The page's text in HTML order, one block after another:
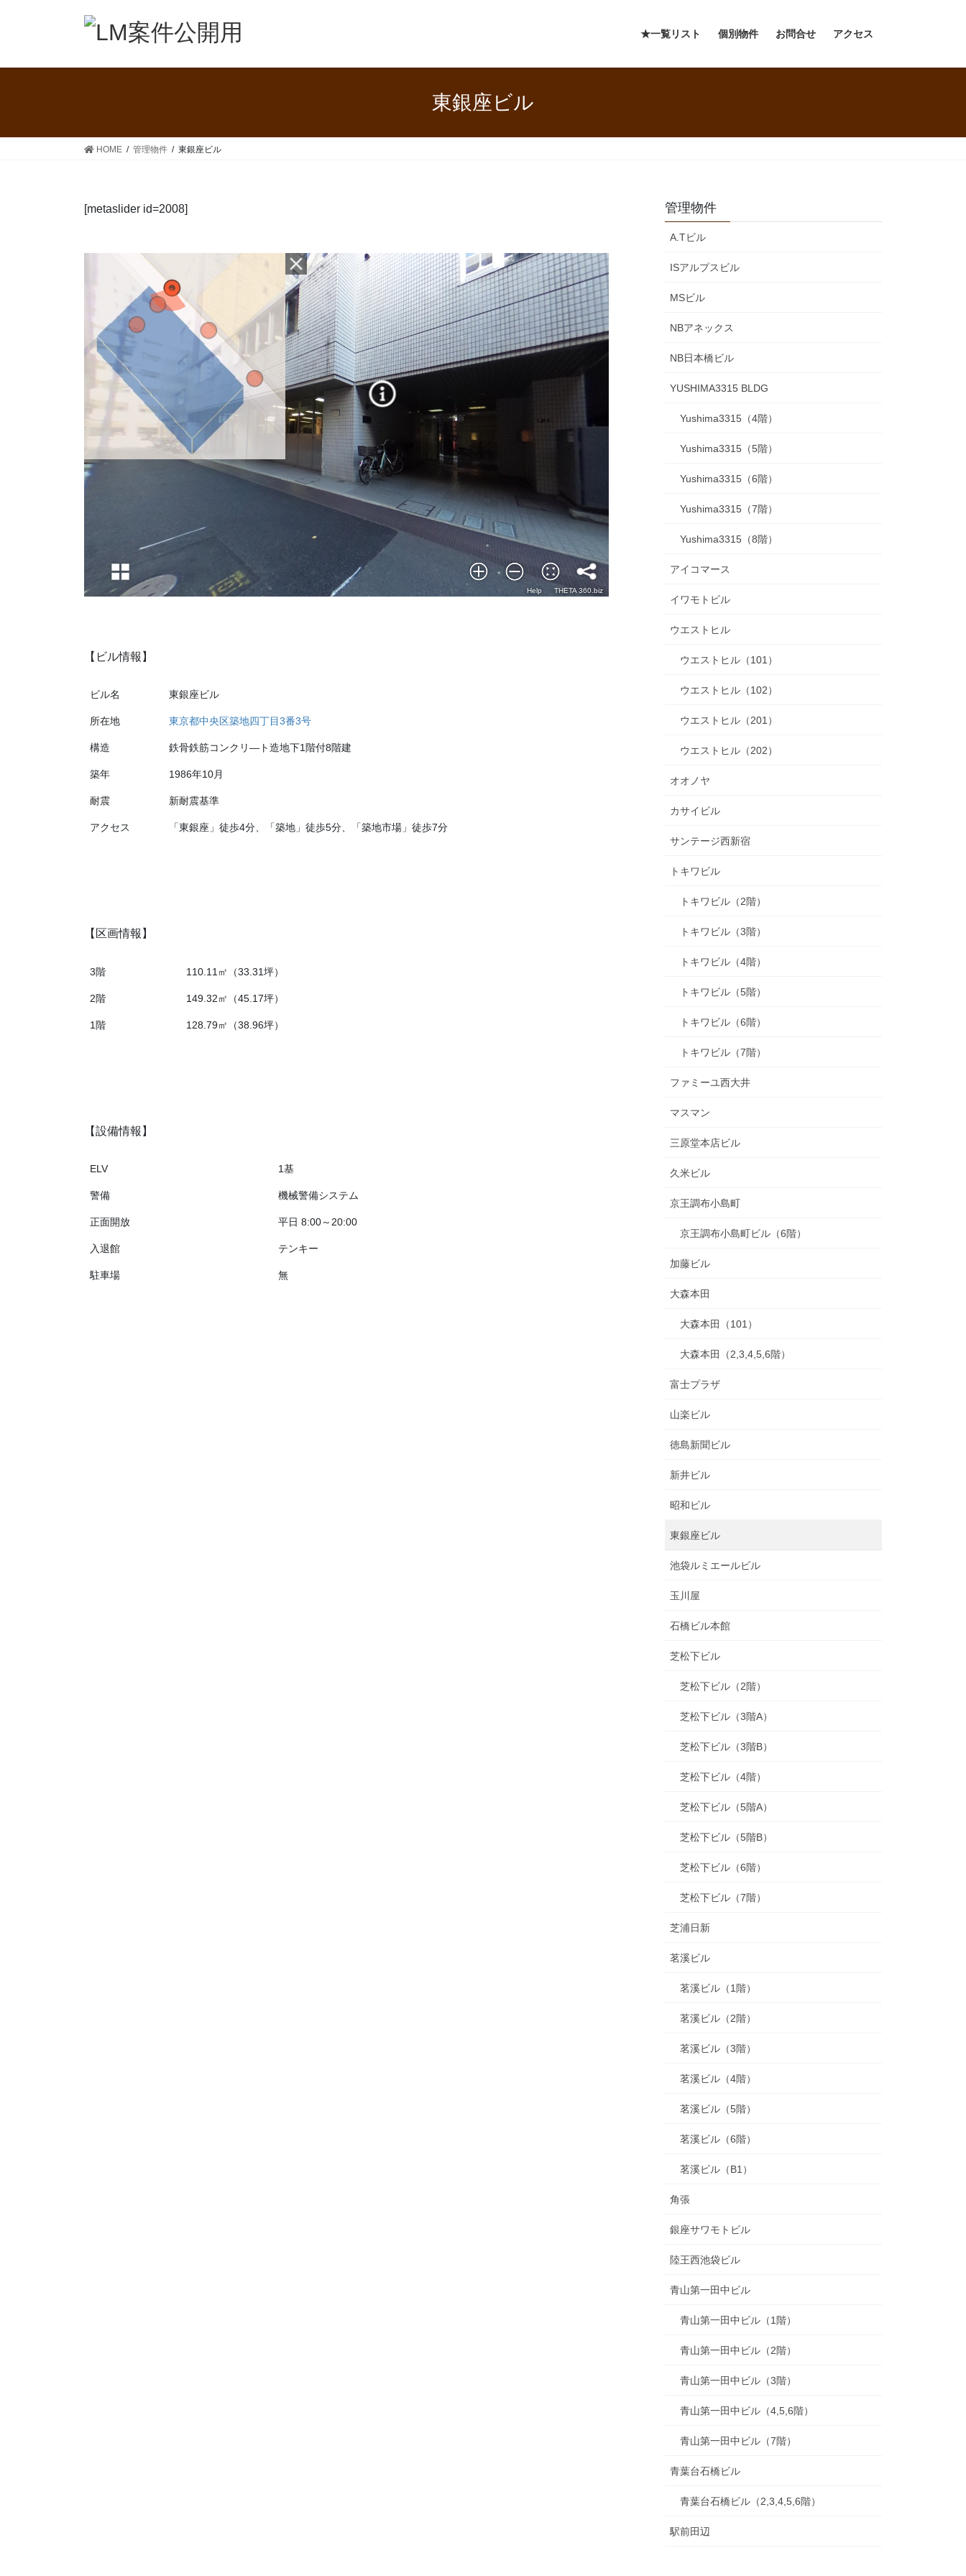
★一覧リスト 個別物件 お問合せ アクセス
東銀座ビル
HOME 管理物件 東銀座ビル
[metaslider id=2008]
【ビル情報】
ビル名 東銀座ビル
所在地 東京都中央区築地四丁目3番3号
構造 鉄骨鉄筋コンクリ―ト造地下1階付8階建
築年 1986年10月
耐震 新耐震基準
アクセス 「東銀座」徒歩4分、「築地」徒歩5分、「築地市場」徒歩7分
【区画情報】
3階 110.11㎡（33.31坪）
2階 149.32㎡（45.17坪）
1階 128.79㎡（38.96坪）
【設備情報】
ELV 1基
警備 機械警備システム
正面開放 平日 8:00～20:00
入退館 テンキー
駐車場 無
管理物件
A.Tビル
ISアルプスビル
MSビル
NBアネックス
NB日本橋ビル
YUSHIMA3315 BLDG
Yushima3315（4階）
Yushima3315（5階）
Yushima3315（6階）
Yushima3315（7階）
Yushima3315（8階）
アイコマース
イワモトビル
ウエストヒル
ウエストヒル（101）
ウエストヒル（102）
ウエストヒル（201）
ウエストヒル（202）
オオノヤ
カサイビル
サンテージ西新宿
トキワビル
トキワビル（2階）
トキワビル（3階）
トキワビル（4階）
トキワビル（5階）
トキワビル（6階）
トキワビル（7階）
ファミーユ西大井
マスマン
三原堂本店ビル
久米ビル
京王調布小島町
京王調布小島町ビル（6階）
加藤ビル
大森本田
大森本田（101）
大森本田（2,3,4,5,6階）
富士プラザ
山楽ビル
徳島新聞ビル
新井ビル
昭和ビル
東銀座ビル
池袋ルミエールビル
玉川屋
石橋ビル本館
芝松下ビル
芝松下ビル（2階）
芝松下ビル（3階A）
芝松下ビル（3階B）
芝松下ビル（4階）
芝松下ビル（5階A）
芝松下ビル（5階B）
芝松下ビル（6階）
芝松下ビル（7階）
芝浦日新
茗溪ビル
茗溪ビル（1階）
茗溪ビル（2階）
茗溪ビル（3階）
茗溪ビル（4階）
茗溪ビル（5階）
茗溪ビル（6階）
茗溪ビル（B1）
角張
銀座サワモトビル
陸王西池袋ビル
青山第一田中ビル
青山第一田中ビル（1階）
青山第一田中ビル（2階）
青山第一田中ビル（3階）
青山第一田中ビル（4,5,6階）
青山第一田中ビル（7階）
青葉台石橋ビル
青葉台石橋ビル（2,3,4,5,6階）
駅前田辺